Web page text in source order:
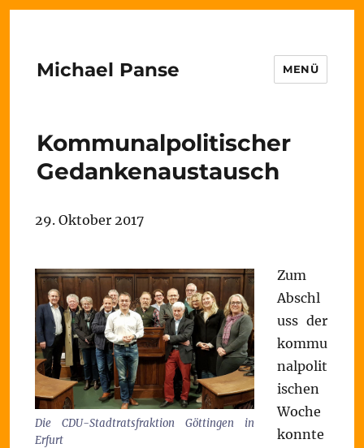
Michael Panse MENÜ
Kommunalpolitischer
Gedankenaustausch
29. Oktober 2017
Die CDU-Stadtratsfraktion Göttingen in
Erfurt
Zum
Abschl
uss der
kommu
nalpolit
ischen
Woche
konnte